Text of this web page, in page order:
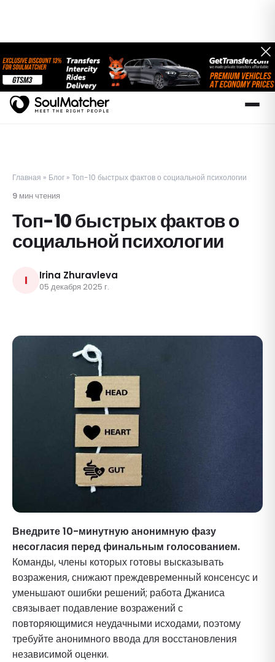
Главная » Блог » Топ-10 быстрых фактов о социальной психологии
9 мин чтения
Топ-10 быстрых фактов о
социальной психологии
I Irina Zhuravleva
05 декабря 2025 г.
Внедрите 10-минутную анонимную фазу
несогласия перед финальным голосованием.
Команды, члены которых готовы высказывать
возражения, снижают преждевременный консенсус и
уменьшают ошибки решений; работа Джаниса
связывает подавление возражений с
повторяющимися неудачными исходами, поэтому
требуйте анонимного ввода для восстановления
независимой оценки.